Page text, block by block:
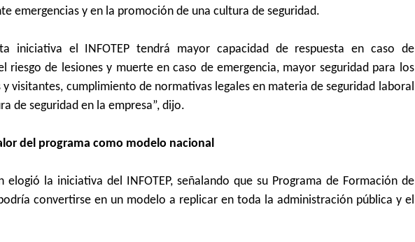
emergencias y en la promoción de una cultura de seguridad.
iniciativa el INFOTEP tendrá mayor capacidad de respuesta en caso de
riesgo de lesiones y muerte en caso de emergencia, mayor seguridad para los
visitantes, cumplimiento de normativas legales en materia de seguridad laboral
de seguridad en la empresa”, dijo.
del programa como modelo nacional
elogió la iniciativa del INFOTEP, señalando que su Programa de Formación de
convertirse en un modelo a replicar en toda la administración pública y el